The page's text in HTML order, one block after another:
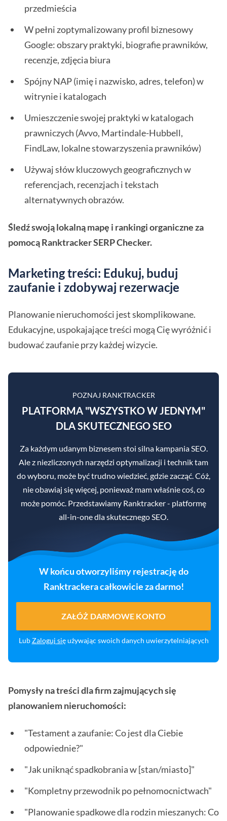
przedmieścia
W pełni zoptymalizowany profil biznesowy
Google: obszary praktyki, biografie prawników,
recenzje, zdjęcia biura
Spójny NAP (imię i nazwisko, adres, telefon) w
witrynie i katalogach
Umieszczenie swojej praktyki w katalogach
prawniczych (Avvo, Martindale-Hubbell,
FindLaw, lokalne stowarzyszenia prawników)
Używaj słów kluczowych geograficznych w
referencjach, recenzjach i tekstach
alternatywnych obrazów.
Śledź swoją lokalną mapę i rankingi organiczne za
pomocą Ranktracker SERP Checker.
Marketing treści: Edukuj, buduj
zaufanie i zdobywaj rezerwacje
Planowanie nieruchomości jest skomplikowane.
Edukacyjne, uspokajające treści mogą Cię wyróżnić i
budować zaufanie przy każdej wizycie.
POZNAJ RANKTRACKER
PLATFORMA "WSZYSTKO W JEDNYM"
DLA SKUTECZNEGO SEO
Za każdym udanym biznesem stoi silna kampania SEO.
Ale z niezliczonych narzędzi optymalizacji i technik tam
do wyboru, może być trudno wiedzieć, gdzie zacząć. Cóż,
nie obawiaj się więcej, ponieważ mam właśnie coś, co
może pomóc. Przedstawiamy Ranktracker - platformę
all-in-one dla skutecznego SEO.
W końcu otworzyliśmy rejestrację do
Ranktrackera całkowicie za darmo!
ZAŁÓŻ DARMOWE KONTO
LubZaloguj sięużywając swoich danych uwierzytelniających
Pomysły na treści dla firm zajmujących się
planowaniem nieruchomości:
"Testament a zaufanie: Co jest dla Ciebie
odpowiednie?"
"Jak uniknąć spadkobrania w [stan/miasto]"
"Kompletny przewodnik po pełnomocnictwach"
"Planowanie spadkowe dla rodzin mieszanych: Co